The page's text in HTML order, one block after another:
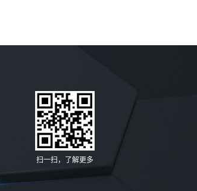
扫一扫，了解更多